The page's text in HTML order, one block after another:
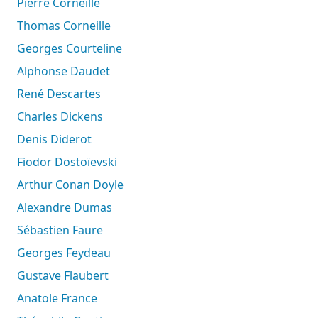
Thomas Corneille
Georges Courteline
Alphonse Daudet
René Descartes
Charles Dickens
Denis Diderot
Fiodor Dostoïevski
Arthur Conan Doyle
Alexandre Dumas
Sébastien Faure
Georges Feydeau
Gustave Flaubert
Anatole France